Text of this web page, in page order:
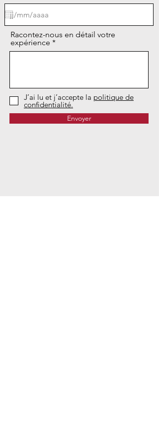
e
i
r
d
Racontez-nous en détail votre
expérience
J’ai lu et j’accepte la politique de
confidentialité.
Envoyer